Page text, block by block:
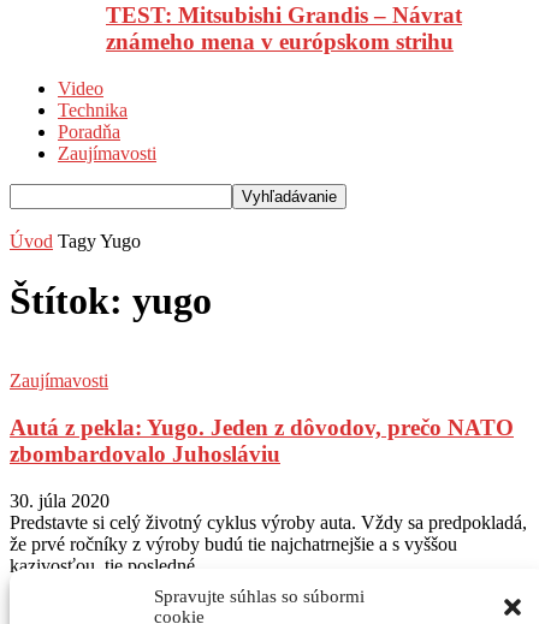
Spravujte súhlas so súbormi
cookie
TEST: Mitsubishi Grandis – Návrat
známeho mena v európskom strihu
Video
Technika
Poradňa
Zaujímavosti
Úvod TagyYugo
Štítok: yugo
Zaujímavosti
Autá z pekla: Yugo. Jeden z dôvodov, prečo NATO
zbombardovalo Juhosláviu
30. júla 2020
Predstavte si celý životný cyklus výroby auta. Vždy sa predpokladá,
že prvé ročníky z výroby budú tie najchatrnejšie a s vyššou
kazivosťou, tie posledné...
Sledujte nás na Instagram